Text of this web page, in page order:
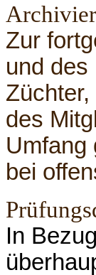
Zur
und
des
Umfang
bei
In